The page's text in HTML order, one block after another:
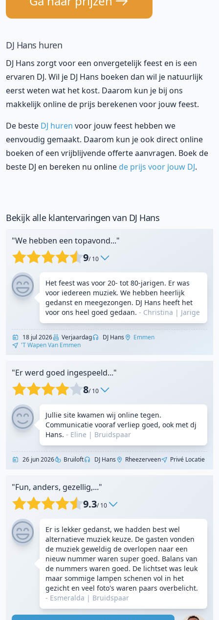
DJ Hans huren
DJ Hans zorgt voor een onvergetelijk feest en is een
ervaren DJ. Wil je DJ Hans boeken dan wil je natuurlijk
eerst weten wat het kost. Daarom kun je bij ons
makkelijk online de prijs berekenen voor jouw feest.
De beste DJ huren voor jouw feest hebben we
eenvoudig gemaakt. Daarom kun je ook direct online
boeken of een vrijblijvende offerte aanvragen. Boek de
beste DJ en bereken nu online de prijs voor jouw DJ.
Bekijk alle klantervaringen van DJ Hans
"We hebben een topavond..."
9/ 10
Het feest was voor 20- tot 80-jarigen. Er was
voor iedereen muziek. We hebben heerlijk
gedanst en meegezongen. DJ Hans heeft het
voor ons heel goed gedaan. - Christina | Jarige
18 jul 2026 Verjaardag DJ Hans
Emmen
't Wapen Van Emmen
"Er werd goed ingespeeld..."
8/ 10
Jullie site kwamen wij online tegen.
Communicatie vooraf verliep goed, ook met dj
Hans. - Eline | Bruidspaar
26 jun 2026 Bruiloft DJ Hans Rheezerveen Privé Locatie
"Fun, anders, gezellig,..."
9.3/ 10
Er is lekker gedanst, we hadden best wel
alternatieve muziek keuze. De gasten vonden
de muziek geweldig de overlopen naar een
nieuw nummer waren super goed. Balans van
de nummers waren goed. De lichtset was leuk
maar sommige lampen schenen vol in het
gezicht en veel foto's waren paars overbelicht.
- Esmeralda | Bruidspaar